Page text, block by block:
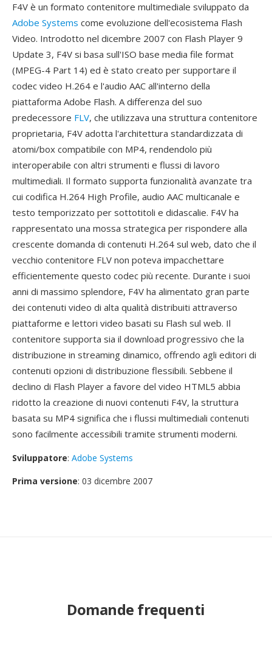
F4V è un formato contenitore multimediale sviluppato da
Adobe Systems come evoluzione dell'ecosistema Flash
Video. Introdotto nel dicembre 2007 con Flash Player 9
Update 3, F4V si basa sull'ISO base media file format
(MPEG-4 Part 14) ed è stato creato per supportare il
codec video H.264 e l'audio AAC all'interno della
piattaforma Adobe Flash. A differenza del suo
predecessore FLV, che utilizzava una struttura contenitore
proprietaria, F4V adotta l'architettura standardizzata di
atomi/box compatibile con MP4, rendendolo più
interoperabile con altri strumenti e flussi di lavoro
multimediali. Il formato supporta funzionalità avanzate tra
cui codifica H.264 High Profile, audio AAC multicanale e
testo temporizzato per sottotitoli e didascalie. F4V ha
rappresentato una mossa strategica per rispondere alla
crescente domanda di contenuti H.264 sul web, dato che il
vecchio contenitore FLV non poteva impacchettare
efficientemente questo codec più recente. Durante i suoi
anni di massimo splendore, F4V ha alimentato gran parte
dei contenuti video di alta qualità distribuiti attraverso
piattaforme e lettori video basati su Flash sul web. Il
contenitore supporta sia il download progressivo che la
distribuzione in streaming dinamico, offrendo agli editori di
contenuti opzioni di distribuzione flessibili. Sebbene il
declino di Flash Player a favore del video HTML5 abbia
ridotto la creazione di nuovi contenuti F4V, la struttura
basata su MP4 significa che i flussi multimediali contenuti
sono facilmente accessibili tramite strumenti moderni.
Sviluppatore: Adobe Systems
Prima versione: 03 dicembre 2007
Domande frequenti